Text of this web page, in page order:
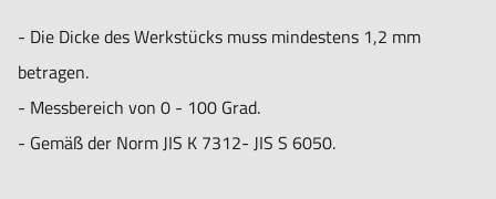
- Die Dicke des Werkstücks muss mindestens 1,2 mm
betragen.
- Messbereich von 0 - 100 Grad.
- Gemäß der Norm JIS K 7312- JIS S 6050.